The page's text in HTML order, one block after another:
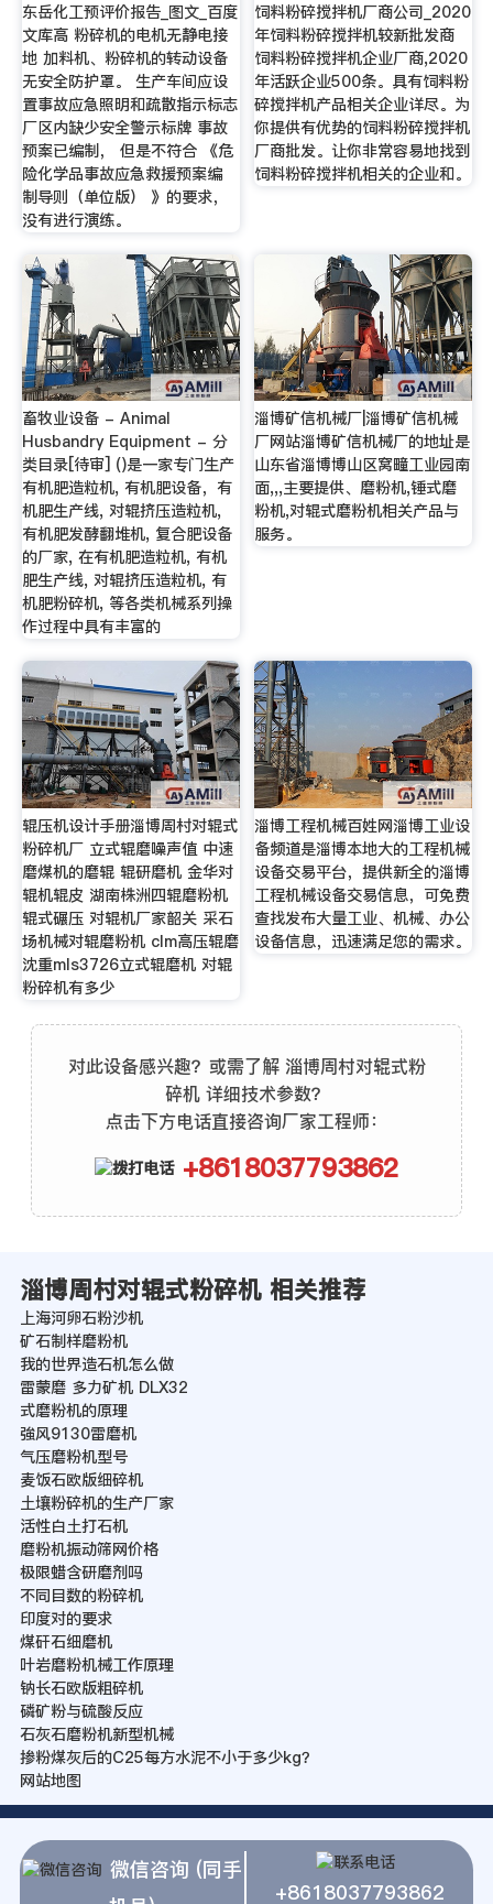
东岳化工预评价报告_图文_百度
文库高 粉碎机的电机无静电接
地 加料机、粉碎机的转动设备
无安全防护罩。 生产车间应设
置事故应急照明和疏散指示标志
厂区内缺少安全警示标牌 事故
预案已编制， 但是不符合 《危
险化学品事故应急救援预案编
制导则（单位版） 》的要求，
没有进行演练。
饲料粉碎搅拌机厂商公司_2020
年饲料粉碎搅拌机较新批发商
饲料粉碎搅拌机企业厂商,2020
年活跃企业500条。具有饲料粉
碎搅拌机产品相关企业详尽。为
你提供有优势的饲料粉碎搅拌机
厂商批发。让你非常容易地找到
饲料粉碎搅拌机相关的企业和。
畜牧业设备 - Animal
Husbandry Equipment - 分
类目录[待审] ()是一家专门生产
有机肥造粒机, 有机肥设备，有
机肥生产线, 对辊挤压造粒机,
有机肥发酵翻堆机, 复合肥设备
的厂家, 在有机肥造粒机, 有机
肥生产线, 对辊挤压造粒机, 有
机肥粉碎机, 等各类机械系列操
作过程中具有丰富的
淄博矿信机械厂|淄博矿信机械
厂网站淄博矿信机械厂的地址是
山东省淄博博山区窝疃工业园南
面,,,主要提供、磨粉机,锤式磨
粉机,对辊式磨粉机相关产品与
服务。
辊压机设计手册淄博周村对辊式
粉碎机厂 立式辊磨噪声值 中速
磨煤机的磨辊 辊研磨机 金华对
辊机辊皮 湖南株洲四辊磨粉机
辊式碾压 对辊机厂家韶关 采石
场机械对辊磨粉机 clm高压辊磨
沈重mls3726立式辊磨机 对辊
粉碎机有多少
淄博工程机械百姓网淄博工业设
备频道是淄博本地大的工程机械
设备交易平台，提供新全的淄博
工程机械设备交易信息，可免费
查找发布大量工业、机械、办公
设备信息，迅速满足您的需求。
对此设备感兴趣？或需了解 淄博周村对辊式粉
碎机 详细技术参数？
点击下方电话直接咨询厂家工程师：
+8618037793862
淄博周村对辊式粉碎机 相关推荐
上海河卵石粉沙机
矿石制样磨粉机
我的世界造石机怎么做
雷蒙磨 多力矿机 DLX32
式磨粉机的原理
強风9130雷磨机
气压磨粉机型号
麦饭石欧版细碎机
土壤粉碎机的生产厂家
活性白土打石机
磨粉机振动筛网价格
极限蜡含研磨剂吗
不同目数的粉碎机
印度对的要求
煤矸石细磨机
叶岩磨粉机械工作原理
钠长石欧版粗碎机
磷矿粉与硫酸反应
石灰石磨粉机新型机械
掺粉煤灰后的C25每方水泥不小于多少kg？
网站地图
微信咨询 (同手
+8618037793862